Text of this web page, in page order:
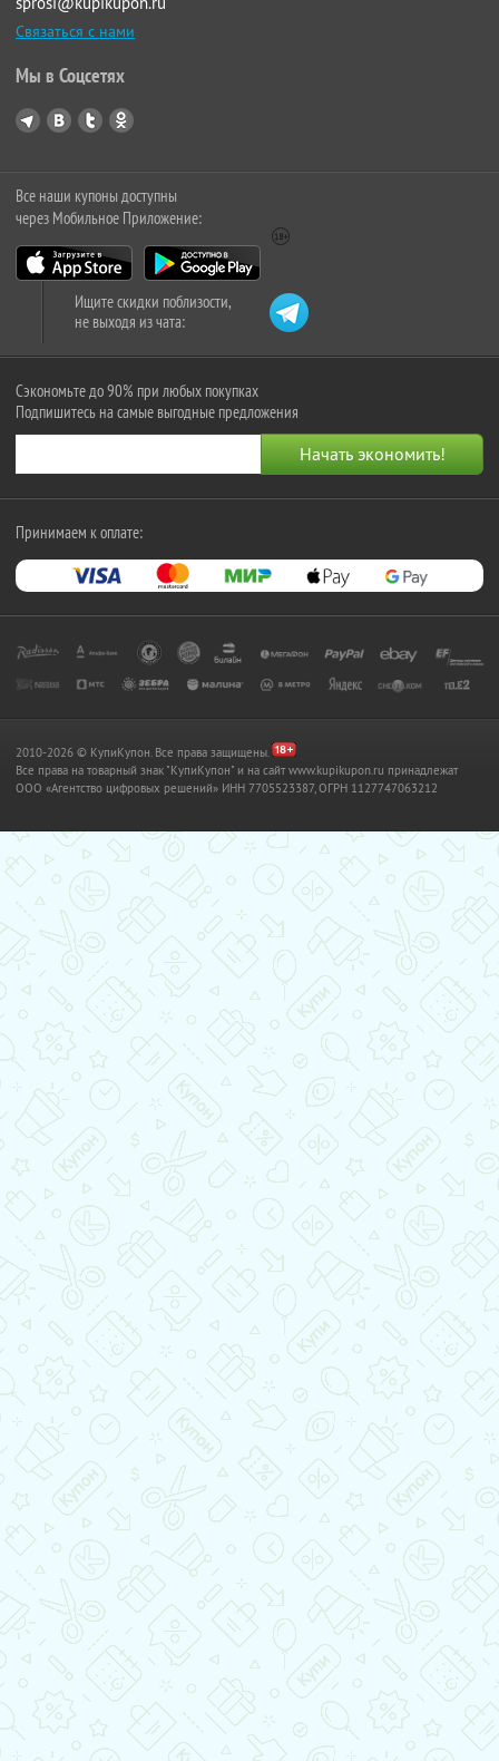
Связаться с нами
Мы в Соцсетях
Все наши купоны доступны
через Мобильное Приложение:
Ищите скидки поблизости,
не выходя из чата:
Сэкономьте до 90% при любых покупках
Подпишитесь на самые выгодные предложения
Принимаем к оплате:
2010-2026 © КупиКупон. Все права защищены.
Все права на товарный знак "КупиКупон" и на сайт www.kupikupon.ru принадлежат
OOO «Агентство цифровых решений» ИНН 7705523387, ОГРН 1127747063212